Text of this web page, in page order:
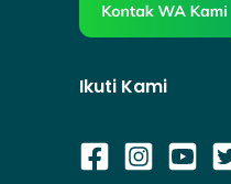
Ikuti Kami